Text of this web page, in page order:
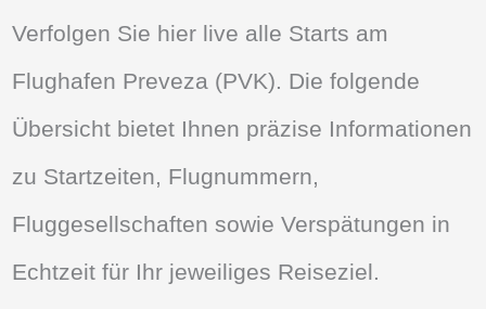
Verfolgen Sie hier live alle Starts am
Flughafen Preveza (PVK). Die folgende
Übersicht bietet Ihnen präzise Informationen
zu Startzeiten, Flugnummern,
Fluggesellschaften sowie Verspätungen in
Echtzeit für Ihr jeweiliges Reiseziel.